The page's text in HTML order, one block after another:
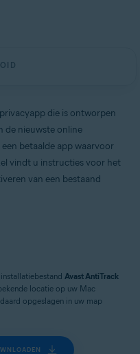
die is ontworpen
de nieuwste online
betaalde app waarvoor
vindt u instructies voor het
van een bestaand
Avast AntiTrack
locatie op uw Mac
opgeslagen in uw map